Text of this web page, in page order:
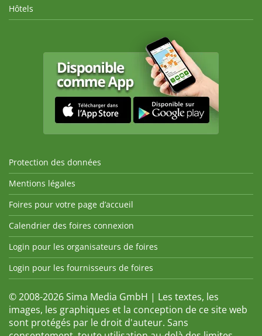
Hôtels
Protection des données
Mentions légales
Foires pour votre page d’accueil
Calendrier des foires connexion
Login pour les organisateurs de foires
Login pour les fournisseurs de foires
© 2008-2026 Sima Media GmbH | Les textes, les
images, les graphiques et la conception de ce site web
sont protégés par le droit d'auteur. Sans